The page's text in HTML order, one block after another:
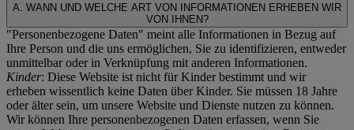
A. WANN UND WELCHE ART VON INFORMATIONEN ERHEBEN WIR
VON IHNEN?
"Personenbezogene Daten" meint alle Informationen in Bezug auf
Ihre Person und die uns ermöglichen, Sie zu identifizieren, entweder
unmittelbar oder in Verknüpfung mit anderen Informationen.
Kinder: Diese Website ist nicht für Kinder bestimmt und wir
erheben wissentlich keine Daten über Kinder. Sie müssen 18 Jahre
oder älter sein, um unsere Website und Dienste nutzen zu können.
Wir können Ihre personenbezogenen Daten erfassen, wenn Sie